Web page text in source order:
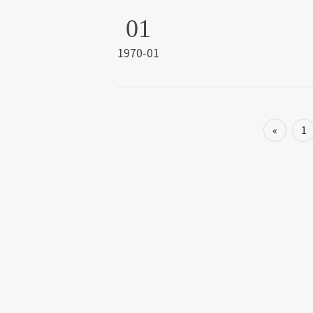
01
1970-01
« 1